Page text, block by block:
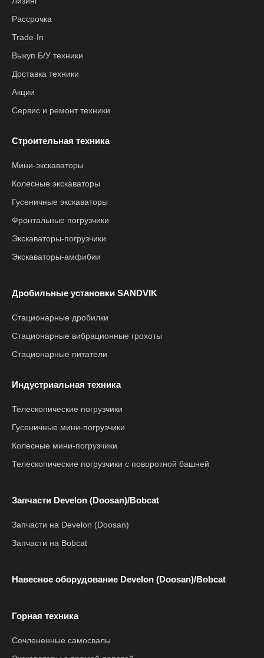
Рассрочка
Trade-In
Выкуп Б/У техники
Доставка техники
Акции
Сервис и ремонт техники
Строительная техника
Мини-экскаваторы
Колесные экскаваторы
Гусеничные экскаваторы
Фронтальные погрузчики
Экскаваторы-погрузчики
Экскаваторы-амфибии
Дробильные установки SANDVIK
Стационарные дробилки
Стационарные вибрационные грохоты
Стационарные питатели
Индустриальная техника
Телескопические погрузчики
Гусеничные мини-погрузчики
Колесные мини-погрузчики
Телескопические погрузчики с поворотной башней
Запчасти Develon (Doosan)/Bobcat
Запчасти на Develon (Doosan)
Запчасти на Bobcat
Навесное оборудование Develon (Doosan)/Bobcat
Горная техника
Сочлененные самосвалы